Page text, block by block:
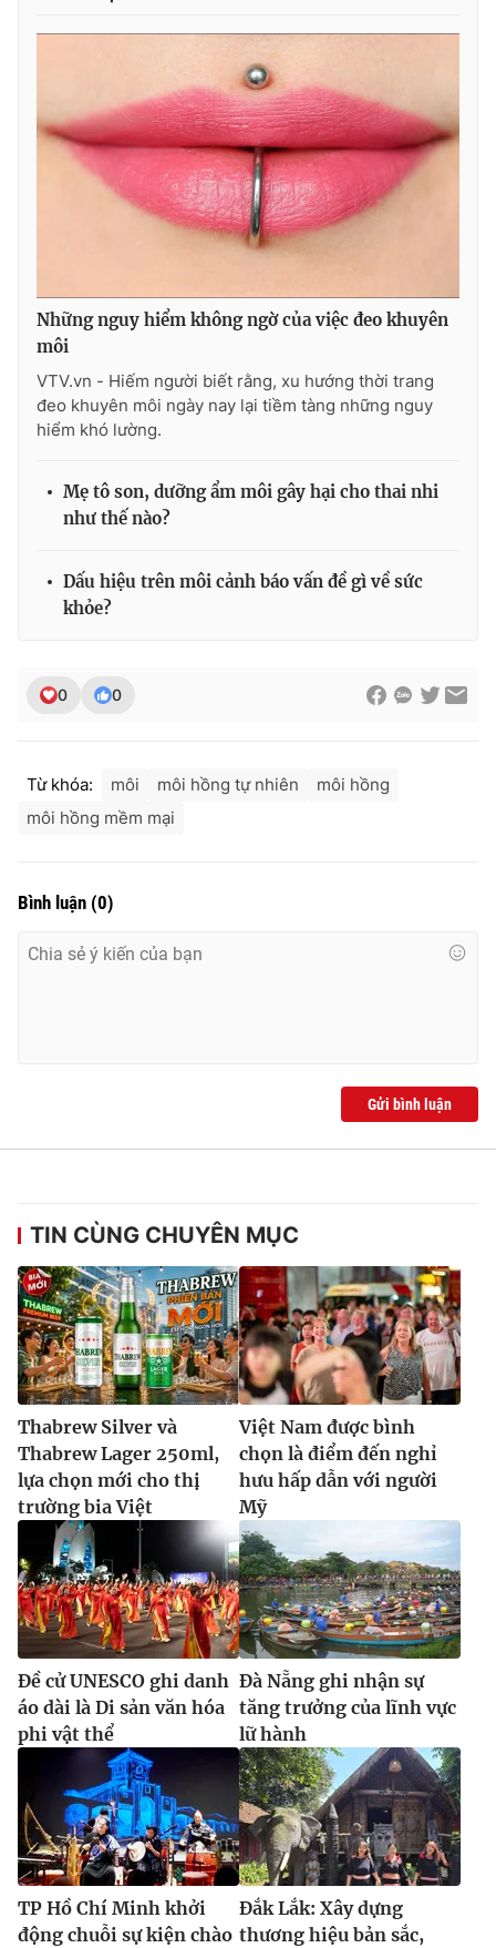
Những nguy hiểm không ngờ của việc đeo khuyên
môi
VTV.vn - Hiếm người biết rằng, xu hướng thời trang
đeo khuyên môi ngày nay lại tiềm tàng những nguy
hiểm khó lường.
Mẹ tô son, dưỡng ẩm môi gây hại cho thai nhi
như thế nào?
Dấu hiệu trên môi cảnh báo vấn đề gì về sức
khỏe?
0 0
Từ khóa: môi môi hồng tự nhiên
môi hồng
môi hồng mềm mại
Bình luận (0)
Gửi bình luận
TIN CÙNG CHUYÊN MỤC
Thabrew Silver và
Thabrew Lager 250ml,
lựa chọn mới cho thị
trường bia Việt
Việt Nam được bình
chọn là điểm đến nghỉ
hưu hấp dẫn với người
Mỹ
Đề cử UNESCO ghi danh
áo dài là Di sản văn hóa
phi vật thể
Đà Nẵng ghi nhận sự
tăng trưởng của lĩnh vực
lữ hành
TP Hồ Chí Minh khởi
động chuỗi sự kiện chào
Đắk Lắk: Xây dựng
thương hiệu bản sắc,